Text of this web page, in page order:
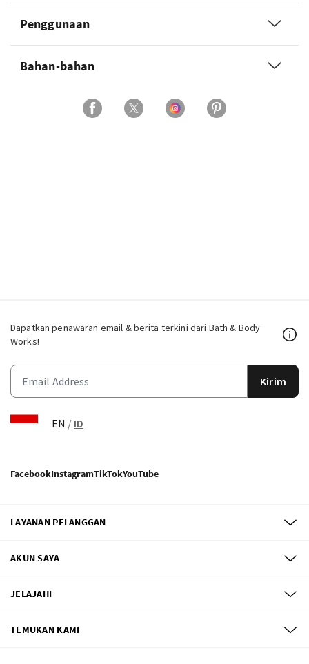
Penggunaan
Bahan-bahan
Dapatkan penawaran email & berita terkini dari Bath & Body
Works!
Kirim
EN / ID
FacebookInstagramTikTokYouTube
LAYANAN PELANGGAN
AKUN SAYA
JELAJAHI
TEMUKAN KAMI